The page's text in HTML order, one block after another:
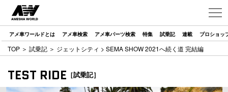
アメ車ワールドとは アメ車検索 アメ車パーツ検索 特集 試乗記 連載 プロショッ
TOP ＞ 試乗記 ＞ ジェットシティ > SEMA SHOW 2021へ続く道 完結編
TEST RIDE ［試乗記］